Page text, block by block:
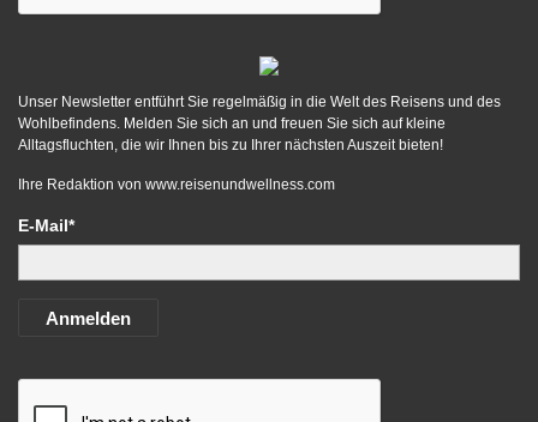
Unser Newsletter entführt Sie regelmäßig in die Welt des Reisens und des
Wohlbefindens. Melden Sie sich an und freuen Sie sich auf kleine
Alltagsfluchten, die wir Ihnen bis zu Ihrer nächsten Auszeit bieten!
Ihre Redaktion von www.reisenundwellness.com
E-Mail*
Anmelden